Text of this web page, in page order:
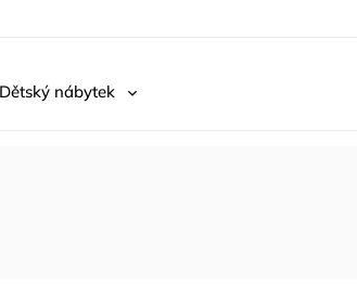
Dětský nábytek